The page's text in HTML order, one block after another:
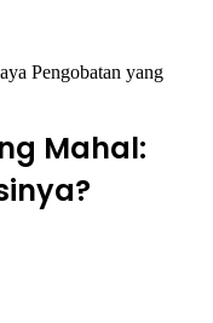
Pengobatan yang
Mahal: